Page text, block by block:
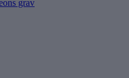
grav